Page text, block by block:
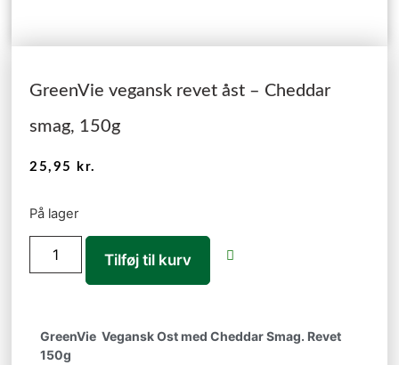
GreenVie vegansk revet åst – Cheddar
smag, 150g
25,95 kr.
På lager
Tilføj til kurv
GreenVie Vegansk Ost med Cheddar Smag. Revet
150g